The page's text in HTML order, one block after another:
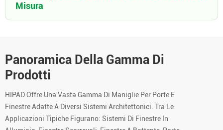
Misura
Panoramica Della Gamma Di
Prodotti
HIPAD Offre Una Vasta Gamma Di Maniglie Per Porte E
Finestre Adatte A Diversi Sistemi Architettonici. Tra Le
Applicazioni Tipiche Figurano: Sistemi Di Finestre In